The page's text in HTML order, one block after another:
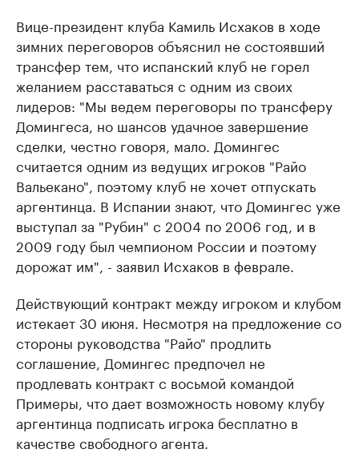
Вице-президент клуба Камиль Исхаков в ходе
зимних переговоров объяснил не состоявший
трансфер тем, что испанский клуб не горел
желанием расставаться с одним из своих
лидеров: "Мы ведем переговоры по трансферу
Домингеса, но шансов удачное завершение
сделки, честно говоря, мало. Домингес
считается одним из ведущих игроков "Райо
Вальекано", поэтому клуб не хочет отпускать
аргентинца. В Испании знают, что Домингес уже
выступал за "Рубин" с 2004 по 2006 год, и в
2009 году был чемпионом России и поэтому
дорожат им", - заявил Исхаков в феврале.
Действующий контракт между игроком и клубом
истекает 30 июня. Несмотря на предложение со
стороны руководства "Райо" продлить
соглашение, Домингес предпочел не
продлевать контракт с восьмой командой
Примеры, что дает возможность новому клубу
аргентинца подписать игрока бесплатно в
качестве свободного агента.